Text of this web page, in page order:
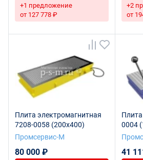
+1 предложение
от 127 778 ₽
+2
от
Плита электромагнитная
7208-0058 (200х400)
Промсервис-М
80 000 ₽
0004
41